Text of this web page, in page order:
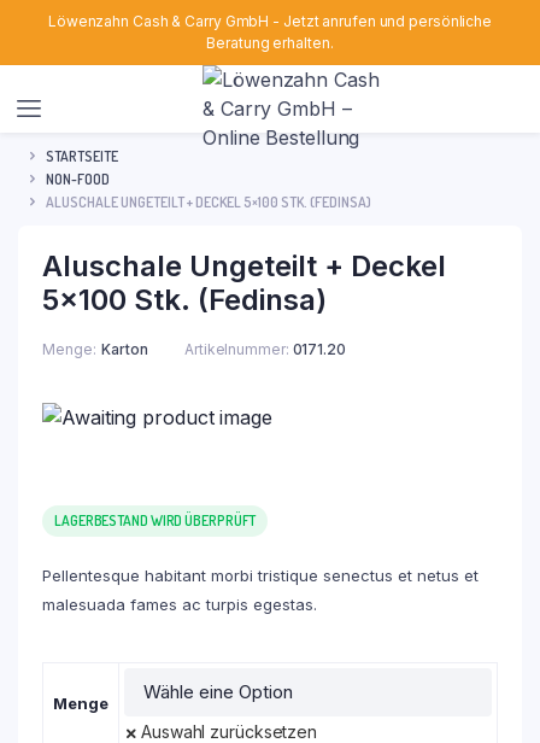
Löwenzahn Cash & Carry GmbH - Jetzt anrufen und persönliche
Beratung erhalten.
STARTSEITE
NON-FOOD
ALUSCHALE UNGETEILT + DECKEL 5×100 STK. (FEDINSA)
Aluschale Ungeteilt + Deckel
5×100 Stk. (Fedinsa)
Menge Karton Artikelnummer: 0171.20
LAGERBESTAND WIRD ÜBERPRÜFT
Pellentesque habitant morbi tristique senectus et netus et
malesuada fames ac turpis egestas.
Menge
Auswahl zurücksetzen